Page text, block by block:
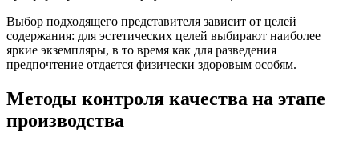
Выбор подходящего представителя зависит от целей
содержания: для эстетических целей выбирают наиболее
яркие экземпляры, в то время как для разведения
предпочтение отдается физически здоровым особям.
Методы контроля качества на этапе
производства